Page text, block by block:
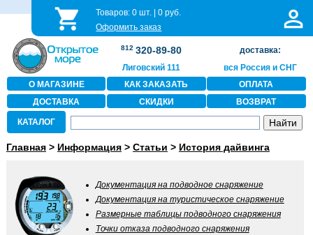
Товаров:0 шт. |0 руб.
Оформить заказ
812 320-89-80
Лиговский 111
доставка:
вся Россия и СНГ
О МАГАЗИНЕ
КАК ЗАКАЗАТЬ
ОПЛАТА
ДОСТАВКА
СКИДКИ ВОЗВРАТ
КАТАЛОГ
Главная> Информация> Статьи > История дайвинга
Документация на подводное снаряжение
Документация на туристическое снаряжение
Размерные таблицы подводного снаряжения
Точки отказа подводного снаряжения